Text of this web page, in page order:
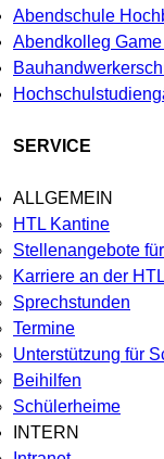
Abendschule
Abendkolleg
SERVICE
ALLGEMEIN
HTL Kantine
Stellenangebote
Karriere an der HTL
Sprechstunden
Termine
Unterstützung für
Beihilfen
Schülerheime
INTERN